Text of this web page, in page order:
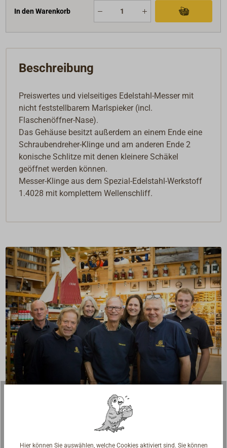
In den Warenkorb
Beschreibung
Preiswertes und vielseitiges Edelstahl-Messer mit
nicht feststellbarem Marlspieker (incl.
Flaschenöffner-Nase).
Das Gehäuse besitzt außerdem an einem Ende eine
Schraubendreher-Klinge und am anderen Ende 2
konische Schlitze mit denen kleinere Schäkel
geöffnet werden können.
Messer-Klinge aus dem Spezial-Edelstahl-Werkstoff
1.4028 mit komplettem Wellenschliff.
Fragen zum Artikel?
Reden Sie mit Handwerkern, Bootsbauern und
Seglerinnen. Wir verstehen Ihre Fragen und geben die
Hier können Sie auswählen, welche Cookies aktiviert sind. Sie können